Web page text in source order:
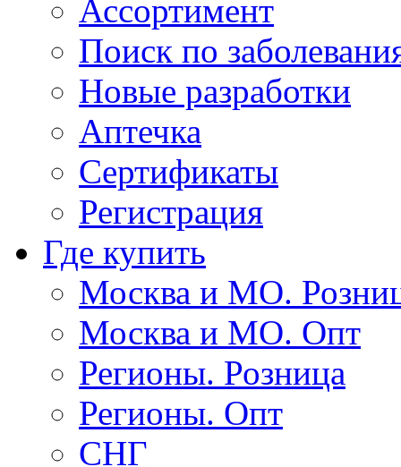
Ассортимент
Поиск по
Новые разработки
Аптечка
Сертификаты
Регистрация
Где купить
Москва и МО.
Москва и МО. Опт
Регионы. Розница
Регионы. Опт
СНГ